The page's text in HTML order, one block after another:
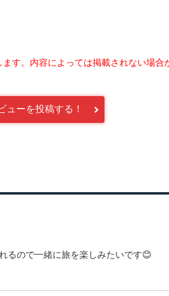
す。内容によっては掲載されない場合
ューを投稿する！
るので一緒に旅を楽しみたいです😊